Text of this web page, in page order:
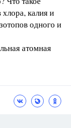
калия и
одного и
атомная